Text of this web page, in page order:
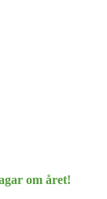
om året!